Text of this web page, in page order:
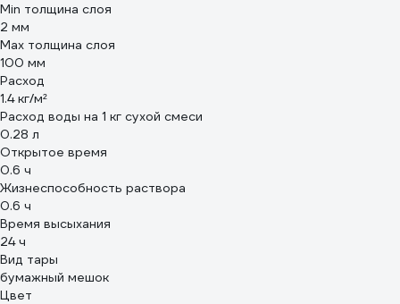
Min толщина слоя
2 мм
Max толщина слоя
100 мм
Расход
1.4 кг/м²
Расход воды на 1 кг сухой смеси
0.28 л
Открытое время
0.6 ч
Жизнеспособность раствора
0.6 ч
Время высыхания
24 ч
Вид тары
бумажный мешок
Цвет